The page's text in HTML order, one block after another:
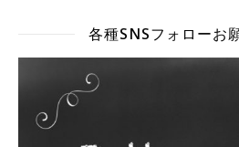
各種SNSフォローお